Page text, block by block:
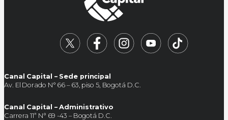
Canal Capital – Sede principal
Av. El Dorado N° 66 – 63, piso 5, Bogotá D.C.
Canal Capital – Administrativo
Carrera 11ª N° 69 -43 – Bogotá D.C.